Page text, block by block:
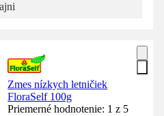
Zmes nízkych letničiek
FloraSelf 100g
Priemerné hodnotenie: 1 z 5